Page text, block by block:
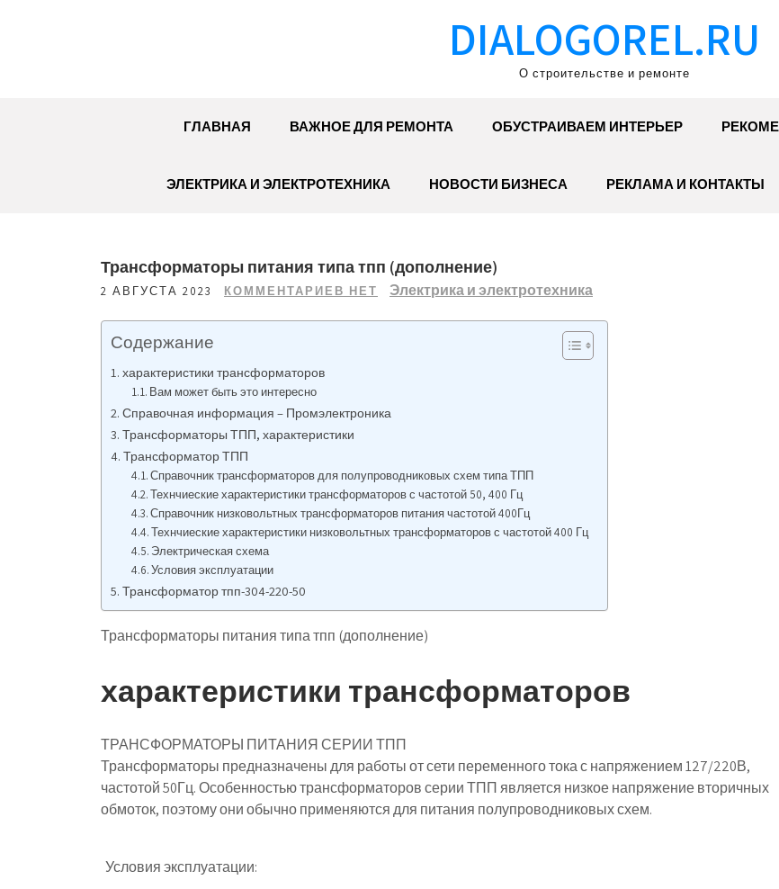
DIALOGOREL.RU
О строительстве и ремонте
ГЛАВНАЯ ВАЖНОЕ ДЛЯ РЕМОНТА ОБУСТРАИВАЕМ ИНТЕРЬЕР
ЭЛЕКТРИКА И ЭЛЕКТРОТЕХНИКА НОВОСТИ БИЗНЕСА РЕКЛАМА И КОНТАКТЫ
Трансформаторы питания типа тпп (дополнение)
2 АВГУСТА 2023 КОММЕНТАРИЕВ НЕТ Электрика и электротехника
Содержание
характеристики трансформаторов
Вам может быть это интересно
Справочная информация – Промэлектроника
Трансформаторы ТПП, характеристики
Трансформатор ТПП
Справочник трансформаторов для полупроводниковых схем типа ТПП
Технчиеские характеристики трансформаторов с частотой 50, 400 Гц
Справочник низковольтных трансформаторов питания частотой 400Гц
Технчиеские характеристики низковольтных трансформаторов с частотой 400 Гц
Электрическая схема
Условия эксплуатации
Трансформатор тпп-304-220-50
Трансформаторы питания типа тпп (дополнение)
характеристики трансформаторов
ТРАНСФОРМАТОРЫ ПИТАНИЯ СЕРИИ ТПП
Трансформаторы предназначены для работы от сети переменного тока с напряжением 127/220В,
частотой 50Гц. Особенностью трансформаторов серии ТПП является низкое напряжение вторичных
обмоток, поэтому они обычно применяются для питания полупроводниковых схем.
Условия эксплуатации: